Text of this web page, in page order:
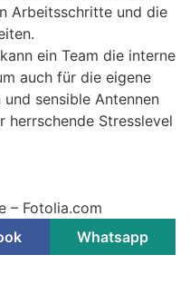
Arbeitsschritte und die
ein Team die interne
auch für die eigene
sensible Antennen
herrschende Stresslevel
– Fotolia.com
Whatsapp